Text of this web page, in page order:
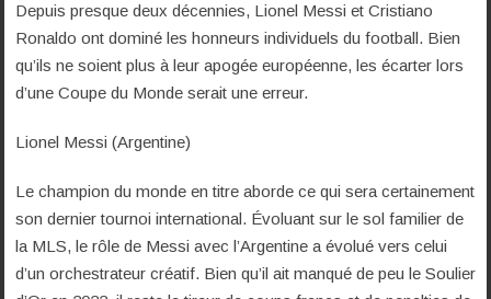
Depuis presque deux décennies, Lionel Messi et Cristiano
Ronaldo ont dominé les honneurs individuels du football. Bien
qu’ils ne soient plus à leur apogée européenne, les écarter lors
d’une Coupe du Monde serait une erreur.
Lionel Messi (Argentine)
Le champion du monde en titre aborde ce qui sera certainement
son dernier tournoi international. Évoluant sur le sol familier de
la MLS, le rôle de Messi avec l’Argentine a évolué vers celui
d’un orchestrateur créatif. Bien qu’il ait manqué de peu le Soulier